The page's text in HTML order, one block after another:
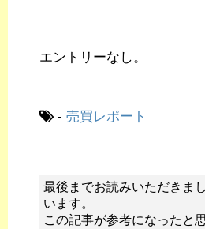
エントリーなし。
- 売買レポート
最後までお読みいただきま
います。
この記事が参考になったと